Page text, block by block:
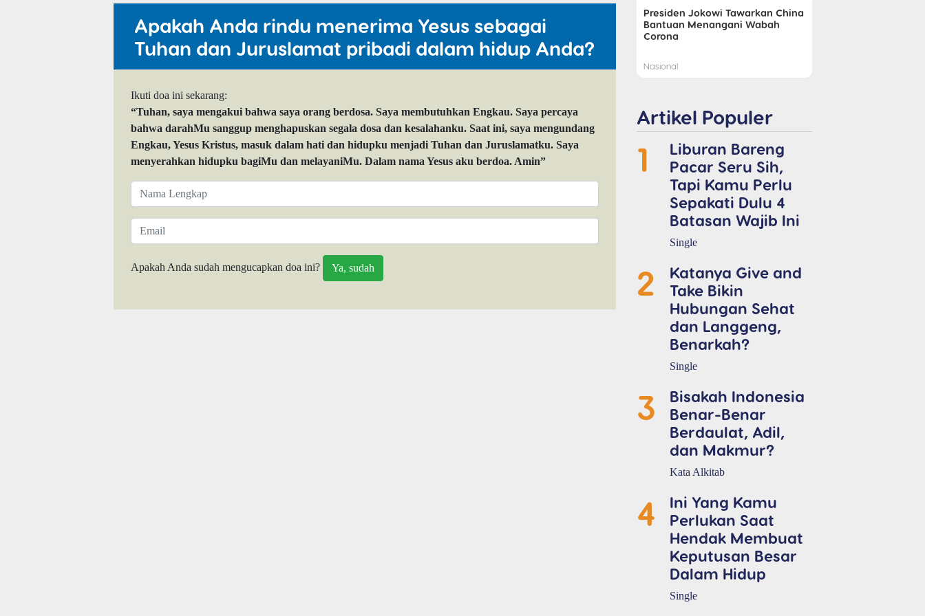
Apakah Anda rindu menerima Yesus sebagai
Tuhan dan Juruslamat pribadi dalam hidup Anda?
Ikuti doa ini sekarang:
“Tuhan, saya mengakui bahwa saya orang berdosa. Saya membutuhkan Engkau. Saya percaya
bahwa darahMu sanggup menghapuskan segala dosa dan kesalahanku. Saat ini, saya mengundang
Engkau, Yesus Kristus, masuk dalam hati dan hidupku menjadi Tuhan dan Juruslamatku. Saya
menyerahkan hidupku bagiMu dan melayaniMu. Dalam nama Yesus aku berdoa. Amin”
Apakah Anda sudah mengucapkan doa ini?
Presiden Jokowi Tawarkan China
Bantuan Menangani Wabah
Corona
Nasional
Artikel Populer
1
Liburan Bareng
Pacar Seru Sih,
Tapi Kamu Perlu
Sepakati Dulu 4
Batasan Wajib Ini
Single
2
Katanya Give and
Take Bikin
Hubungan Sehat
dan Langgeng,
Benarkah?
Single
3
Bisakah Indonesia
Benar-Benar
Berdaulat, Adil,
dan Makmur?
Kata Alkitab
4
Ini Yang Kamu
Perlukan Saat
Hendak Membuat
Keputusan Besar
Dalam Hidup
Single